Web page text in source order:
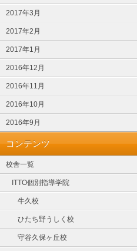
2017年3月
2017年2月
2017年1月
2016年12月
2016年11月
2016年10月
2016年9月
コンテンツ
校舎一覧
ITTO個別指導学院
牛久校
ひたち野うしく校
守谷久保ヶ丘校